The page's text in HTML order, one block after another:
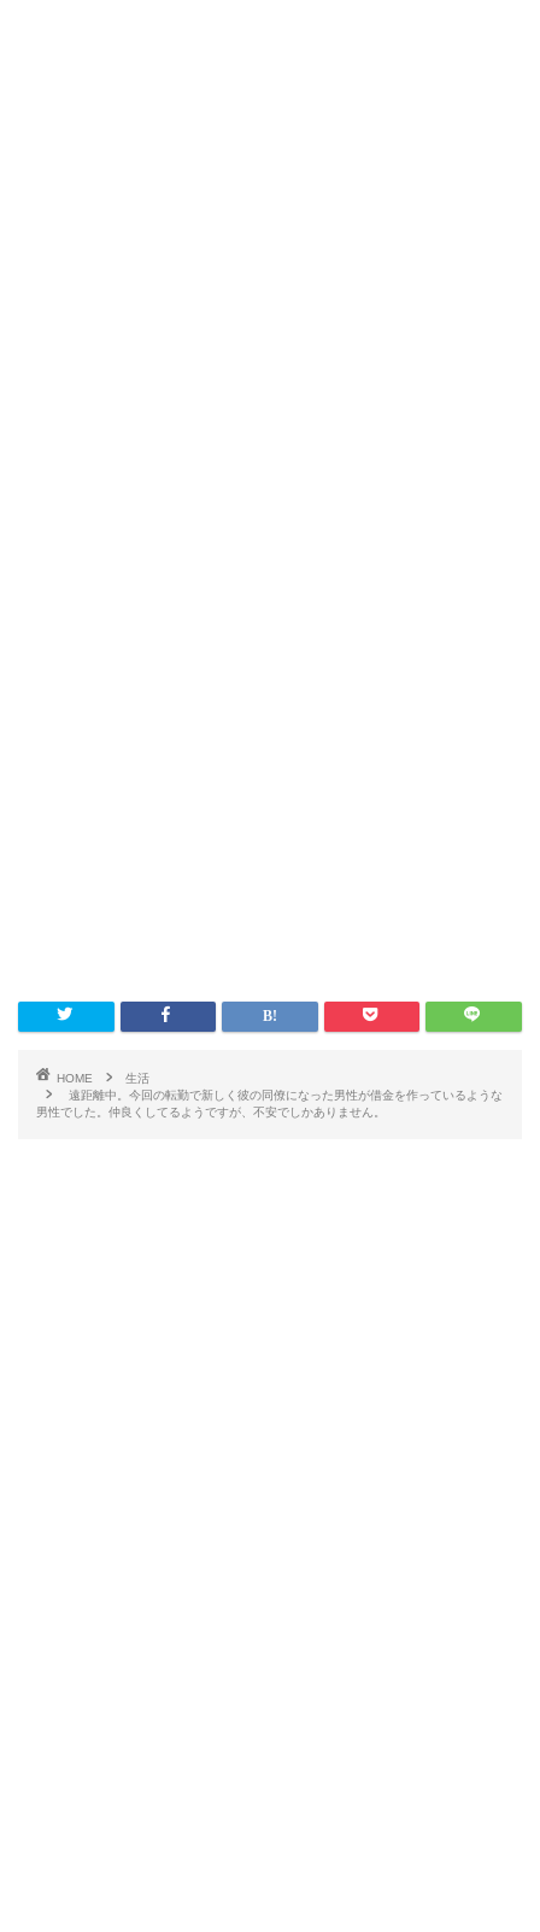
HOME
生活
遠距離中。今回の転勤で新しく彼の同僚になった男性が借金を作っているような
男性でした。仲良くしてるようですが、不安でしかありません。